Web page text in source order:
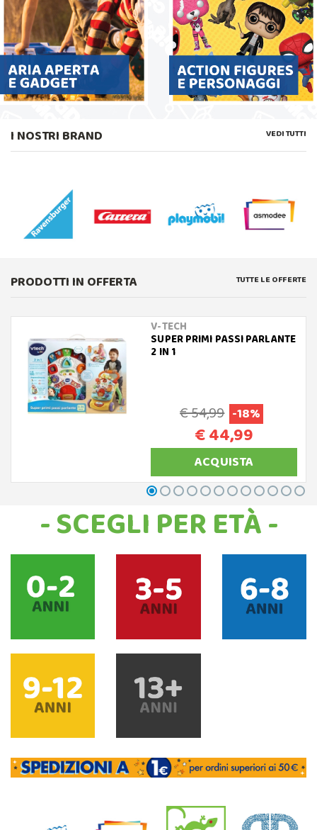
I NOSTRI BRAND VEDI TUTTI
PRODOTTI IN OFFERTA TUTTE LE OFFERTE
V-TECH
SUPER PRIMI PASSI PARLANTE
2 IN 1
€ 54,99 -18%
€ 44,99
ACQUISTA
- SCEGLI PER ETÀ -